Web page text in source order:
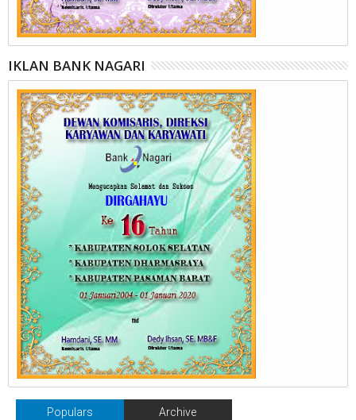
IKLAN BANK NAGARI
Populars Archive